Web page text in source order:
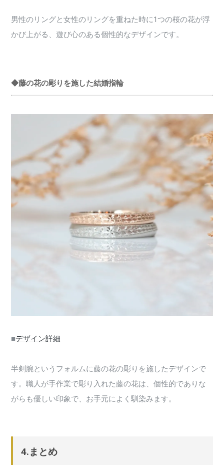
男性のリングと女性のリングを重ねた時に1つの桜の花が浮
かび上がる、遊び心のある個性的なデザインです。
◆藤の花の彫りを施した結婚指輪
■デザイン詳細
半剣腕というフォルムに藤の花の彫りを施したデザインで
す。職人が手作業で彫り入れた藤の花は、個性的でありな
がらも優しい印象で、お手元によく馴染みます。
4.まとめ